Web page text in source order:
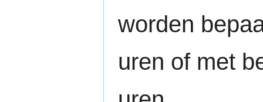
worden
uren of met